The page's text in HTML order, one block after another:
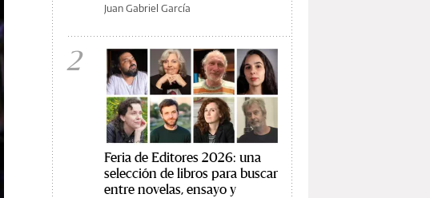
Juan Gabriel García
2
Feria de Editores 2026: una
selección de libros para buscar
entre novelas, ensayo y